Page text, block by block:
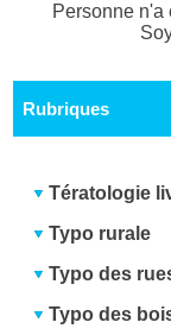
Personne n'a
Rubriques
Tératologie
Typo rurale
Typo des
Typo des